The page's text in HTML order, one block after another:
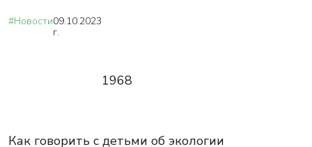
#Новости09.10.2023
г.
1968
Как говорить с детьми об экологии